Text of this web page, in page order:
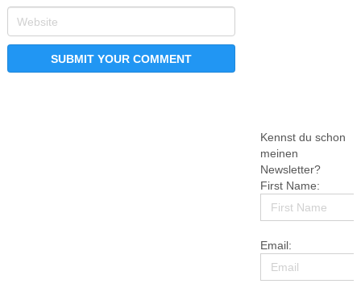
Kennst du schon
meinen
Newsletter?
First Name:
Email: